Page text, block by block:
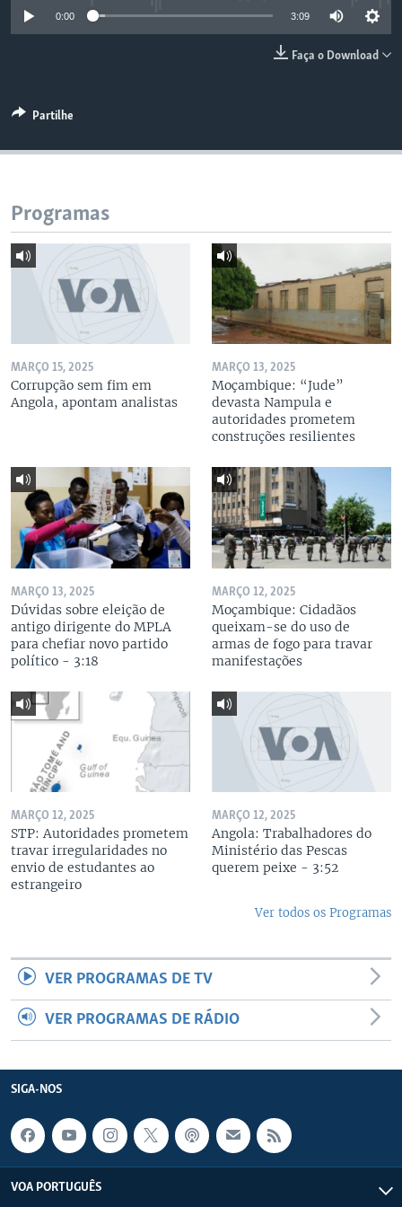
0:00 3:09
Faça o Download
Partilhe
Programas
MARÇO 15, 2025
Corrupção sem fim em
Angola, apontam analistas
MARÇO 13, 2025
Moçambique: “Jude”
devasta Nampula e
autoridades prometem
construções resilientes
MARÇO 13, 2025
Dúvidas sobre eleição de
antigo dirigente do MPLA
para chefiar novo partido
político - 3:18
MARÇO 12, 2025
Moçambique: Cidadãos
queixam-se do uso de
armas de fogo para travar
manifestações
MARÇO 12, 2025
STP: Autoridades prometem
travar irregularidades no
envio de estudantes ao
estrangeiro
MARÇO 12, 2025
Angola: Trabalhadores do
Ministério das Pescas
querem peixe - 3:52
Ver todos os Programas
VER PROGRAMAS DE TV
VER PROGRAMAS DE RÁDIO
SIGA-NOS
VOA PORTUGUÊS